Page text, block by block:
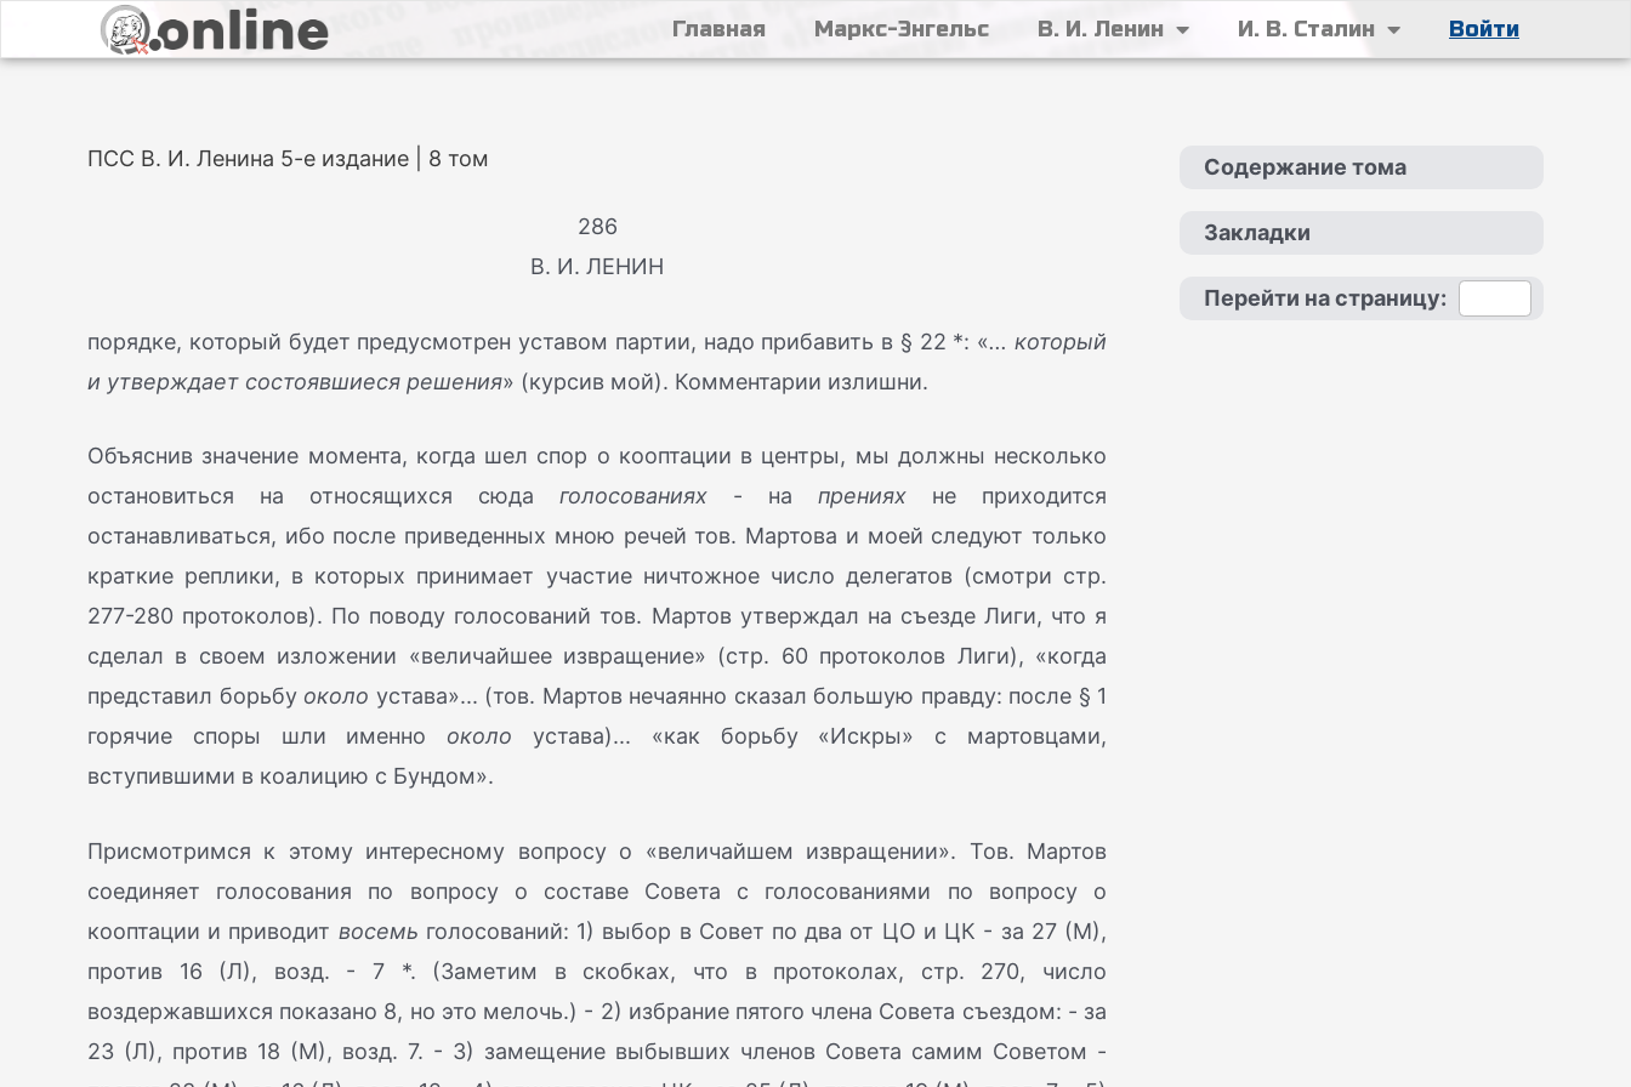
Главная Маркс-Энгельс В. И. Ленин И. В. Сталин Войти
ПСС В. И. Ленина 5-е издание | 8 том
286
В. И. ЛЕНИН
порядке, который будет предусмотрен уставом партии, надо прибавить в § 22 *: «... который
и утверждает состоявшиеся решения» (курсив мой). Комментарии излишни.
Объяснив значение момента, когда шел спор о кооптации в центры, мы должны несколько
остановиться на относящихся сюда голосованиях - на прениях не приходится
останавливаться, ибо после приведенных мною речей тов. Мартова и моей следуют только
краткие реплики, в которых принимает участие ничтожное число делегатов (смотри стр.
277-280 протоколов). По поводу голосований тов. Мартов утверждал на съезде Лиги, что я
сделал в своем изложении «величайшее извращение» (стр. 60 протоколов Лиги), «когда
представил борьбу около устава»... (тов. Мартов нечаянно сказал большую правду: после § 1
горячие споры шли именно около устава)... «как борьбу «Искры» с мартовцами,
вступившими в коалицию с Бундом».
Присмотримся к этому интересному вопросу о «величайшем извращении». Тов. Мартов
соединяет голосования по вопросу о составе Совета с голосованиями по вопросу о
кооптации и приводит восемь голосований: 1) выбор в Совет по два от ЦО и ЦК - за 27 (М),
против 16 (Л), возд. - 7 *. (Заметим в скобках, что в протоколах, стр. 270, число
воздержавшихся показано 8, но это мелочь.) - 2) избрание пятого члена Совета съездом: - за
23 (Л), против 18 (М), возд. 7. - 3) замещение выбывших членов Совета самим Советом -
Содержание тома
Закладки
Перейти на страницу: